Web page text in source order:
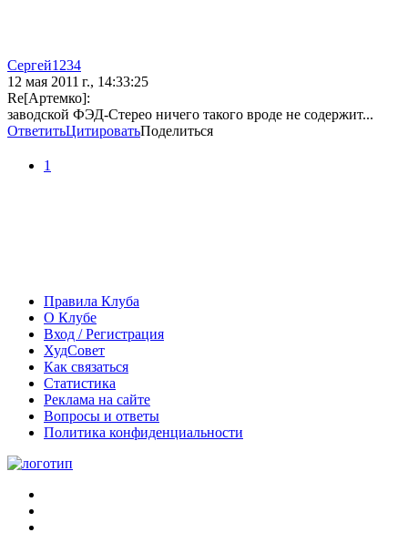
Сергей1234
12 мая 2011 г., 14:33:25
Re[Артемко]:
заводской ФЭД-Стерео ничего такого вроде не содержит...
ОтветитьЦитироватьПоделиться
1
Правила Клуба
О Клубе
Вход / Регистрация
ХудСовет
Как связаться
Статистика
Реклама на сайте
Вопросы и ответы
Политика конфиденциальности